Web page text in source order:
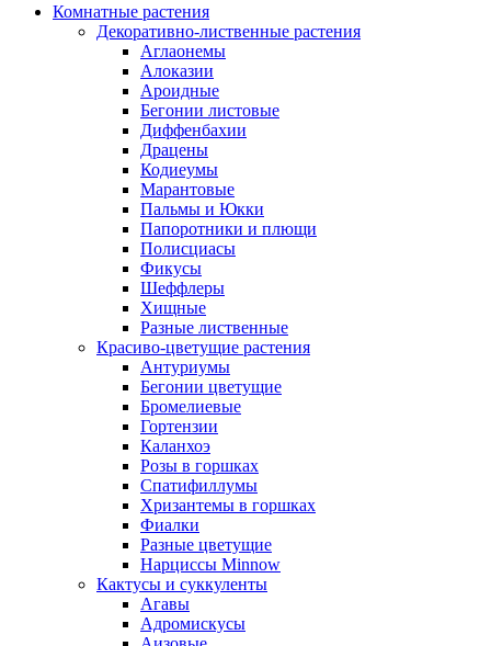
Комнатные растения
Декоративно-лиственные растения
Аглаонемы
Алоказии
Ароидные
Бегонии листовые
Диффенбахии
Драцены
Кодиеумы
Марантовые
Пальмы и Юкки
Папоротники и плющи
Полисциасы
Фикусы
Шеффлеры
Хищные
Разные лиственные
Красиво-цветущие растения
Антуриумы
Бегонии цветущие
Бромелиевые
Гортензии
Каланхоэ
Розы в горшках
Спатифиллумы
Хризантемы в горшках
Фиалки
Разные цветущие
Нарциссы Minnow
Кактусы и суккуленты
Агавы
Адромискусы